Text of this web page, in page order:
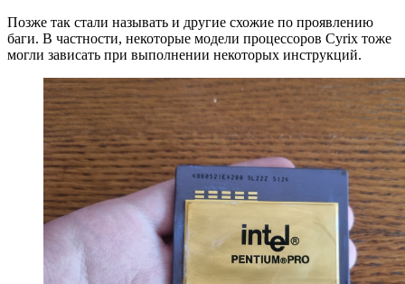
Позже так стали называть и другие схожие по проявлению
баги. В частности, некоторые модели процессоров Cyrix тоже
могли зависать при выполнении некоторых инструкций.